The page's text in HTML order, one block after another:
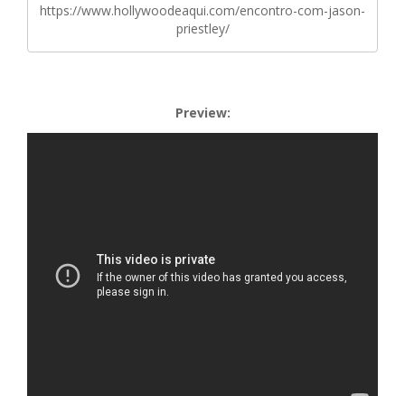
https://www.hollywoodeaqui.com/encontro-com-jason-
priestley/
Preview: